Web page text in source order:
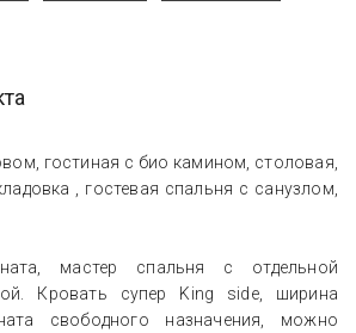
гостиная с био камином, столовая,
, гостевая спальня с санузлом,
мастер спальня с отдельной
Кровать супер King side, ширина
свободного назначения, можно